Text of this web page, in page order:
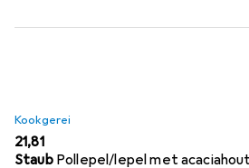
Kookgerei
EUR
21,81
Staub Pollepel/lepel met